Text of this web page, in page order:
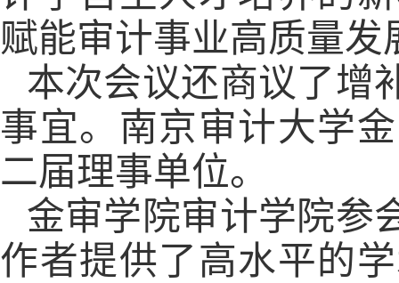
赋能审计事业高质量
本次会议还商议了增
事宜。南京审计大学
二届理事单位。
金审学院审计学院参
作者提供了高水平的